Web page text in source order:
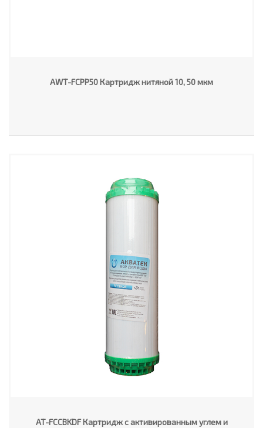
AWT-FCPP50 Картридж нитяной 10, 50 мкм
AT-FCCBKDF Картридж с активированным углем и